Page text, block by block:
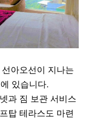
아오선이 지나는
있습니다.
과 짐 보관 서비스
탑 테라스도 마련